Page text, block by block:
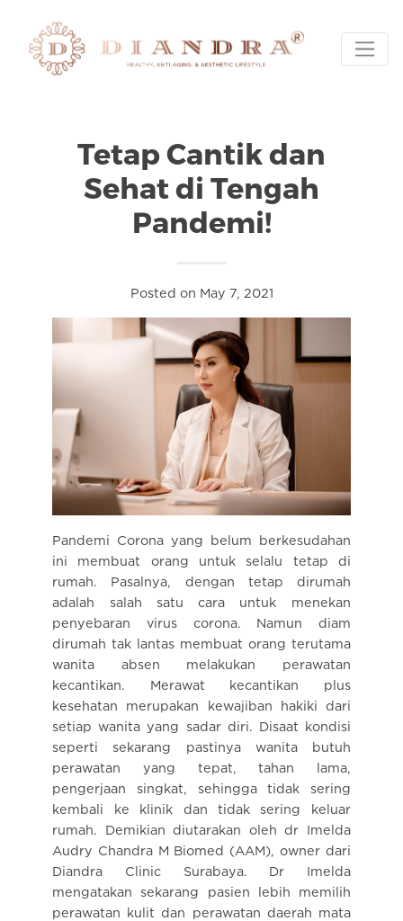
Tetap Cantik dan
Sehat di Tengah
Pandemi!
Posted on May 7, 2021
Pandemi Corona yang belum berkesudahan
ini membuat orang untuk selalu tetap di
rumah. Pasalnya, dengan tetap dirumah
adalah salah satu cara untuk menekan
penyebaran virus corona. Namun diam
dirumah tak lantas membuat orang terutama
wanita absen melakukan perawatan
kecantikan. Merawat kecantikan plus
kesehatan merupakan kewajiban hakiki dari
setiap wanita yang sadar diri. Disaat kondisi
seperti sekarang pastinya wanita butuh
perawatan yang tepat, tahan lama,
pengerjaan singkat, sehingga tidak sering
kembali ke klinik dan tidak sering keluar
rumah. Demikian diutarakan oleh dr Imelda
Audry Chandra M Biomed (AAM), owner dari
Diandra Clinic Surabaya. Dr Imelda
mengatakan sekarang pasien lebih memilih
perawatan kulit dan perawatan daerah mata